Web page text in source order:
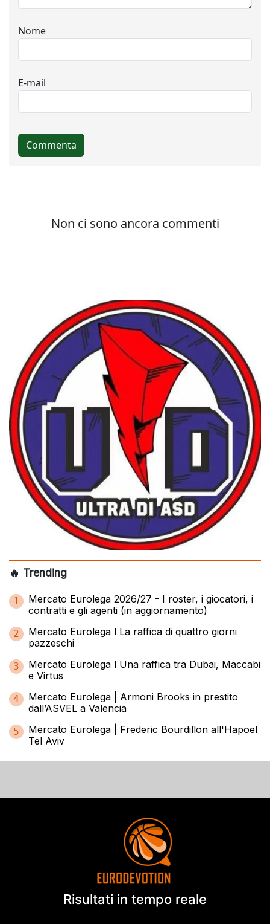
🔥 Trending
1
Mercato Eurolega 2026/27 - I roster, i giocatori, i
contratti e gli agenti (in aggiornamento)
2
Mercato Eurolega l La raffica di quattro giorni
pazzeschi
3
Mercato Eurolega l Una raffica tra Dubai, Maccabi
e Virtus
4
Mercato Eurolega | Armoni Brooks in prestito
dall’ASVEL a Valencia
5
Mercato Eurolega | Frederic Bourdillon all'Hapoel
Tel Aviv
Risultati in tempo reale